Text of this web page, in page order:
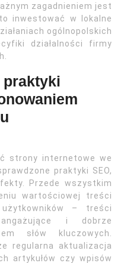
zagadnieniem jest
inwestować w lokalne
ogólnopolskich
działalności firmy
praktyki
strony internetowe we
praktyki SEO,
Przede wszystkim
wartościowej treści
użytkowników – treści
i dobrze
słów kluczowych.
regularna aktualizacja
artykułów czy wpisów